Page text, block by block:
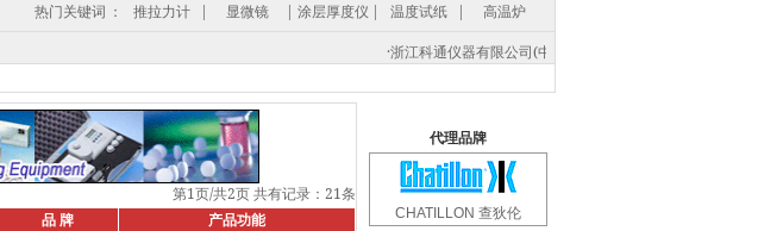
热门关键词 ： 推拉力计 | 显微镜 | 涂层厚度仪 | 温度试纸 |
高温炉
浙江科通仪器有限公司(中国总部) -
第1页/共2页共有记录：21条
品 牌 产品功能
代理品牌
CHATILLON 查狄伦